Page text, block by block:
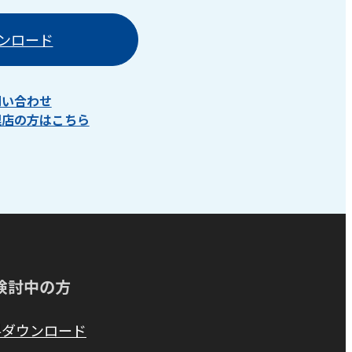
ロード
合わせ
の方はこちら
討中の方
ウンロード